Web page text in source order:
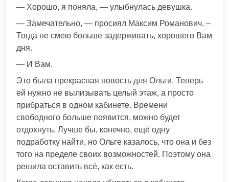
— Хорошо, я поняла, — улыбнулась девушка.
— Замечательно, — просиял Максим Романович. –
Тогда не смею больше задерживать, хорошего Вам
дня.
— И Вам.
Это была прекрасная новость для Ольги. Теперь
ей нужно не вылизывать целый этаж, а просто
прибраться в одном кабинете. Времени
свободного больше появится, можно будет
отдохнуть. Лучше бы, конечно, ещё одну
подработку найти, но Ольге казалось, что она и без
того на пределе своих возможностей. Поэтому она
решила оставить всё, как есть.